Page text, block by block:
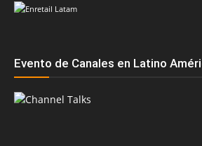
Evento de Canales en Latino